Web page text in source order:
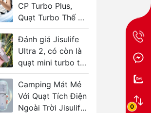
0
CP Turbo Plus,
Quạt Turbo Thế Hệ
Mới, thiết kế
modun
Đánh giá Jisulife
Ultra 2, có còn là
quạt mini turbo tốt
nhất 2026?
Camping Mát Mẻ
Với Quạt Tích Điện
Ngoài Trời Jisulife